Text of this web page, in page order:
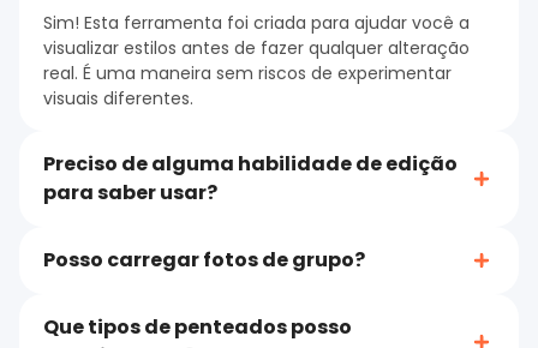
Sim! Esta ferramenta foi criada para ajudar você a
visualizar estilos antes de fazer qualquer alteração
real. É uma maneira sem riscos de experimentar
visuais diferentes.
Preciso de alguma habilidade de edição
para saber usar?
Posso carregar fotos de grupo?
Que tipos de penteados posso